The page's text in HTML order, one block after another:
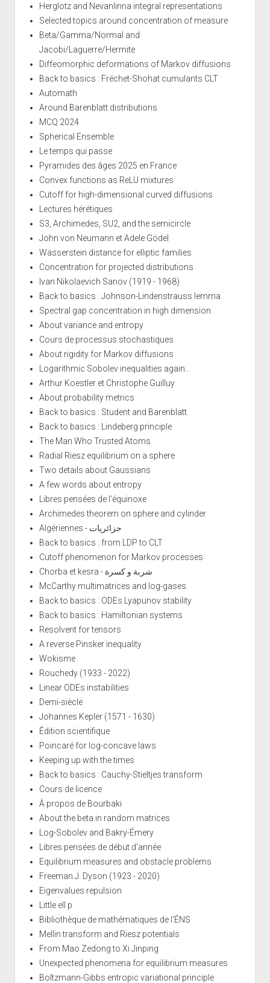
Herglotz and Nevanlinna integral representations
Selected topics around concentration of measure
Beta/Gamma/Normal and
Jacobi/Laguerre/Hermite
Diffeomorphic deformations of Markov diffusions
Back to basics : Fréchet-Shohat cumulants CLT
Automath
Around Barenblatt distributions
MCQ 2024
Spherical Ensemble
Le temps qui passe
Pyramides des âges 2025 en France
Convex functions as ReLU mixtures
Cutoff for high-dimensional curved diffusions
Lectures hérétiques
S3, Archimedes, SU2, and the semicircle
John von Neumann et Adele Gödel
Wasserstein distance for elliptic families
Concentration for projected distributions
Ivan Nikolaevich Sanov (1919 - 1968)
Back to basics : Johnson-Lindenstrauss lemma
Spectral gap concentration in high dimension
About variance and entropy
Cours de processus stochastiques
About rigidity for Markov diffusions
Logarithmic Sobolev inequalities again...
Arthur Koestler et Christophe Guilluy
About probability metrics
Back to basics : Student and Barenblatt
Back to basics : Lindeberg principle
The Man Who Trusted Atoms
Radial Riesz equilibrium on a sphere
Two details about Gaussians
A few words about entropy
Libres pensées de l'équinoxe
Archimedes theorem on sphere and cylinder
Algériennes - جزائريات
Back to basics : from LDP to CLT
Cutoff phenomenon for Markov processes
Chorba et kesra - شربة و كسرة
McCarthy multimatrices and log-gases
Back to basics : ODEs Lyapunov stability
Back to basics : Hamiltonian systems
Resolvent for tensors
A reverse Pinsker inequality
Wokisme
Rouchedy (1933 - 2022)
Linear ODEs instabilities
Demi-siècle
Johannes Kepler (1571 - 1630)
Édition scientifique
Poincaré for log-concave laws
Keeping up with the times
Back to basics : Cauchy-Stieltjes transform
Cours de licence
À propos de Bourbaki
About the beta in random matrices
Log-Sobolev and Bakry-Émery
Libres pensées de début d'année
Equilibrium measures and obstacle problems
Freeman J. Dyson (1923 - 2020)
Eigenvalues repulsion
Little ell p
Bibliothèque de mathématiques de l'ÉNS
Mellin transform and Riesz potentials
From Mao Zedong to Xi Jinping
Unexpected phenomena for equilibrium measures
Boltzmann-Gibbs entropic variational principle